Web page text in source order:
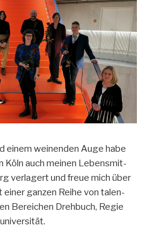
einem weinen­den Auge habe
Köln auch meinen Lebens­mit­
ver­lagert und freue mich über
ein­er ganzen Rei­he von tal­en­
Bere­ichen Drehbuch, Regie